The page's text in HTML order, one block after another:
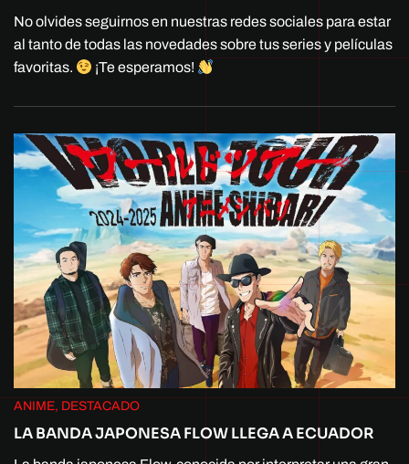
No olvides seguirnos en nuestras redes sociales para estar
al tanto de todas las novedades sobre tus series y películas
favoritas.
¡Te esperamos!
ANIME, DESTACADO
LA BANDA JAPONESA FLOW LLEGA A ECUADOR